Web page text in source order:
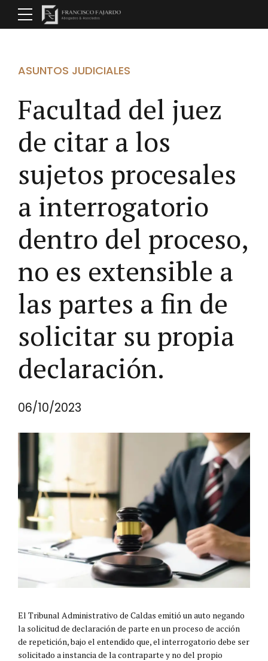
ASUNTOS JUDICIALES
Facultad del juez
de citar a los
sujetos procesales
a interrogatorio
dentro del proceso,
no es extensible a
las partes a fin de
solicitar su propia
declaración.
06/10/2023
El Tribunal Administrativo de Caldas emitió un auto negando
la solicitud de declaración de parte en un proceso de acción
de repetición, bajo el entendido que, el interrogatorio debe ser
solicitado a instancia de la contraparte y no del propio